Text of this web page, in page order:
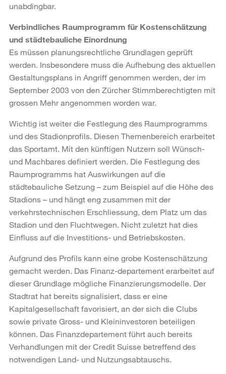
unabdingbar.
Verbindliches Raumprogramm für Kostenschätzung
und städtebauliche Einordnung
Es müssen planungsrechtliche Grundlagen geprüft
werden. Insbesondere muss die Aufhebung des aktuellen
Gestaltungsplans in Angriff genommen werden, der im
September 2003 von den Zürcher Stimmberechtigten mit
grossen Mehr angenommen worden war.
Wichtig ist weiter die Festlegung des Raumprogramms
und des Stadionprofils. Diesen Themenbereich erarbeitet
das Sportamt. Mit den künftigen Nutzern soll Wünsch-
und Machbares definiert werden. Die Festlegung des
Raumprogramms hat Auswirkungen auf die
städtebauliche Setzung – zum Beispiel auf die Höhe des
Stadions – und hängt eng zusammen mit der
verkehrstechnischen Erschliessung, dem Platz um das
Stadion und den Fluchtwegen. Nicht zuletzt hat dies
Einfluss auf die Investitions- und Betriebskosten.
Aufgrund des Profils kann eine grobe Kostenschätzung
gemacht werden. Das Finanz-departement erarbeitet auf
dieser Grundlage mögliche Finanzierungsmodelle. Der
Stadtrat hat bereits signalisiert, dass er eine
Kapitalgesellschaft favorisiert, an der sich die Clubs
sowie private Gross- und Kleininvestoren beteiligen
können. Das Finanzdepartement führt auch bereits
Verhandlungen mit der Credit Suisse betreffend des
notwendigen Land- und Nutzungsabtauschs.